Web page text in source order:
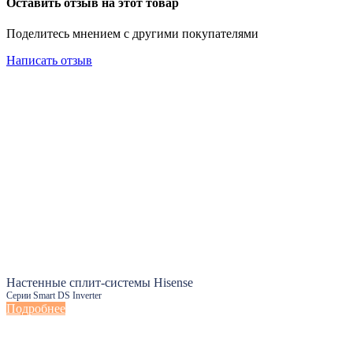
Поделитесь мнением с другими покупателями
Написать отзыв
Настенные сплит-системы Hisense
Серии Smart DS Inverter
Подробнее